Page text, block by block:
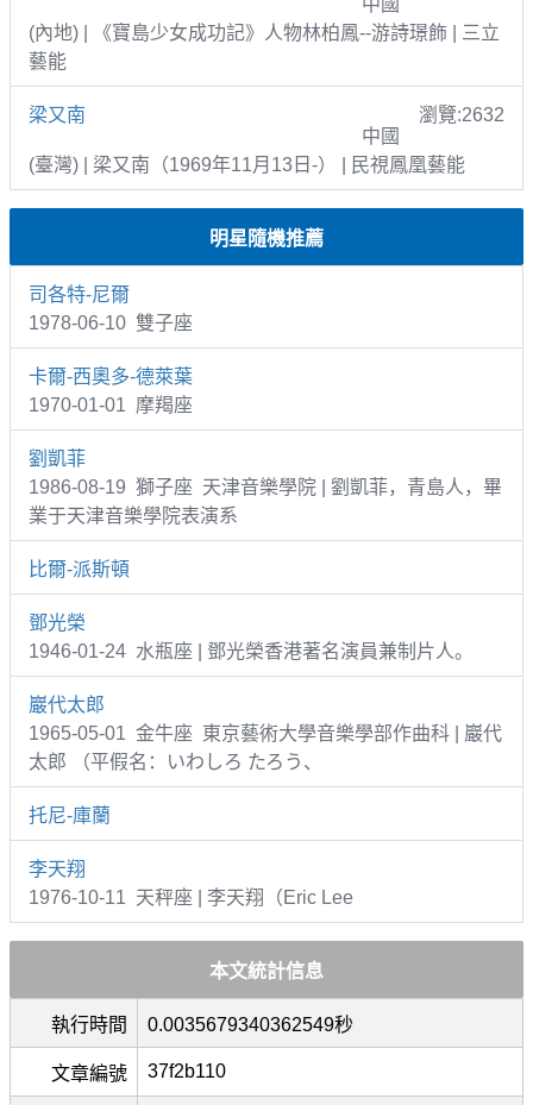
(內地) | 《寶島少女成功記》人物林柏鳳--游詩璟飾 | 三立
藝能
梁又南
瀏覽:2632
中國
(臺灣) | 梁又南（1969年11月13日-） | 民視鳳凰藝能
明星隨機推薦
司各特-尼爾
1978-06-10 雙子座
卡爾-西奧多-德萊葉
1970-01-01 摩羯座
劉凱菲
1986-08-19 獅子座 天津音樂學院 | 劉凱菲，青島人，畢
業于天津音樂學院表演系
比爾-派斯頓
鄧光榮
1946-01-24 水瓶座 | 鄧光榮香港著名演員兼制片人。
巖代太郎
1965-05-01 金牛座 東京藝術大學音樂學部作曲科 | 巖代
太郎 （平假名：いわしろ たろう、
托尼-庫蘭
李天翔
1976-10-11 天秤座 | 李天翔（Eric Lee
本文統計信息
執行時間 0.0035679340362549秒
文章編號 37f2b110